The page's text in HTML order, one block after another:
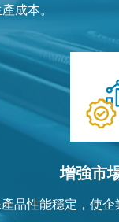
成本。
增強市
品性能穩定，使